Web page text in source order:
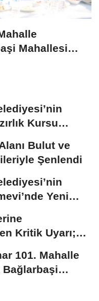
Mahallesi
Kursu
Bulut ve
Şenlendi
Yeni
Kritik Uyarı;
101. Mahalle